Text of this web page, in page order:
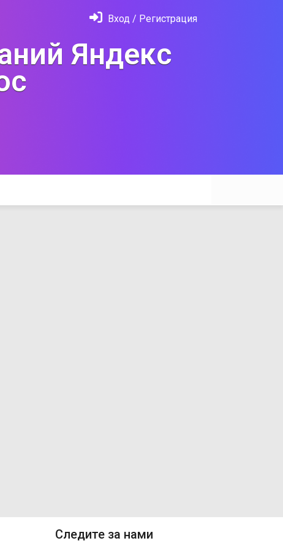
Вход / Регистрация
Яндекс
Следите за нами